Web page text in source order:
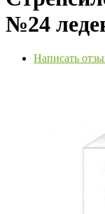
№24
Написать